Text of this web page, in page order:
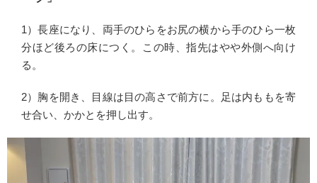
1）長座になり、両手のひらをお尻の横から手のひら一枚
分ほど後ろの床につく。この時、指先はやや外側へ向け
る。
2）胸を開き、目線は目の高さで前方に。足は内ももを寄
せ合い、かかとを押し出す。